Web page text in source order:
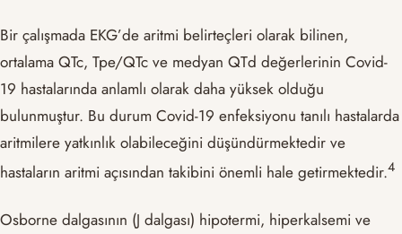
Bir çalışmada EKG’de aritmi belirteçleri olarak bilinen,
ortalama QTc, Tpe/QTc ve medyan QTd değerlerinin Covid-
19 hastalarında anlamlı olarak daha yüksek olduğu
bulunmuştur. Bu durum Covid-19 enfeksiyonu tanılı hastalarda
aritmilere yatkınlık olabileceğini düşündürmektedir ve
hastaların aritmi açısından takibini önemli hale getirmektedir.​4​
Osborne dalgasının (J dalgası) hipotermi, hiperkalsemi ve